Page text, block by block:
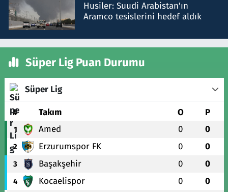
Husiler: Suudi Arabistan'ın
Aramco tesislerini hedef aldık
Süper Lig Puan Durumu
Süper Lig
# Takım O P
1 Amed 0 0
2 Erzurumspor FK 0 0
3 Başakşehir 0 0
4 Kocaelispor 0 0